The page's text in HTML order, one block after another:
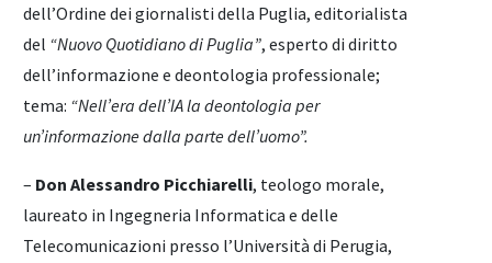
dell’Ordine dei giornalisti della Puglia, editorialista
del “Nuovo Quotidiano di Puglia”, esperto di diritto
dell’informazione e deontologia professionale;
tema: “Nell’era dell’IA la deontologia per
un’informazione dalla parte dell’uomo”.
– Don Alessandro Picchiarelli, teologo morale,
laureato in Ingegneria Informatica e delle
Telecomunicazioni presso l’Università di Perugia,